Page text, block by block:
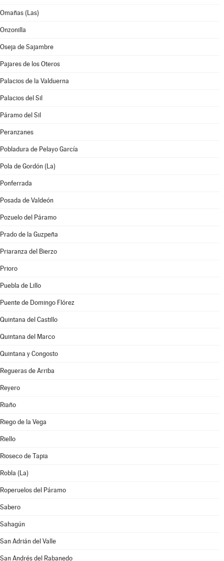
Omañas (Las)
Onzonilla
Oseja de Sajambre
Pajares de los Oteros
Palacios de la Valduerna
Palacios del Sil
Páramo del Sil
Peranzanes
Pobladura de Pelayo García
Pola de Gordón (La)
Ponferrada
Posada de Valdeón
Pozuelo del Páramo
Prado de la Guzpeña
Priaranza del Bierzo
Prioro
Puebla de Lillo
Puente de Domingo Flórez
Quintana del Castillo
Quintana del Marco
Quintana y Congosto
Regueras de Arriba
Reyero
Riaño
Riego de la Vega
Riello
Rioseco de Tapia
Robla (La)
Roperuelos del Páramo
Sabero
Sahagún
San Adrián del Valle
San Andrés del Rabanedo